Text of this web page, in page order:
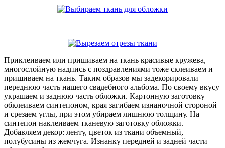
Приклеиваем или пришиваем на ткань красивые кружева,
многослойную надпись с поздравлениями тоже склеиваем и
пришиваем на ткань. Таким образов мы задекорировали
переднюю часть нашего свадебного альбома. По своему вкусу
украшаем и заднюю часть обложки. Картонную заготовку
обклеиваем синтепоном, края загибаем изнаночной стороной
и срезаем углы, при этом убираем лишнюю толщину. На
синтепон наклеиваем тканевую заготовку обложки.
Добавляем декор: ленту, цветок из ткани объемный,
полубусины из жемчуга. Изнанку передней и задней части